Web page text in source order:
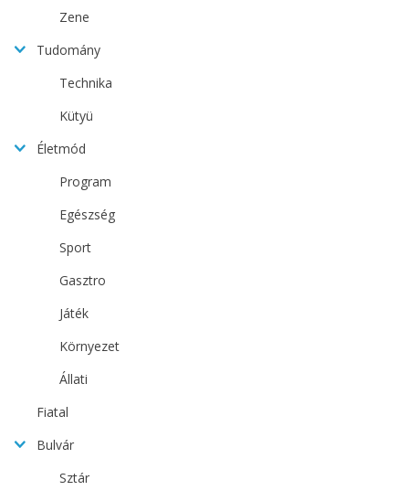
Zene
Tudomány
Technika
Kütyü
Életmód
Program
Egészség
Sport
Gasztro
Játék
Környezet
Állati
Fiatal
Bulvár
Sztár